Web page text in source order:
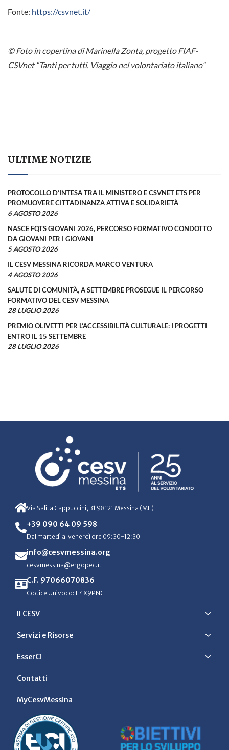
Fonte: https://csvnet.it/
© Foto in copertina di Marinella Zonta, progetto FIAF-
CSVnet “Tanti per tutti. Viaggio nel volontariato italiano”
ULTIME NOTIZIE
PROTOCOLLO D’INTESA TRA IL MINISTERO E CSVNET ETS PER
PROMUOVERE CITTADINANZA ATTIVA E SOLIDARIETÀ
6 AGOSTO 2026
NASCE FQTS GIOVANI 2026, PERCORSO FORMATIVO CONDOTTO
DA GIOVANI PER I GIOVANI
5 AGOSTO 2026
IL CESV MESSINA RICORDA MARCO VENTURA
4 AGOSTO 2026
SALUTE DI COMUNITÀ, A SETTEMBRE PROSEGUE IL PERCORSO
FORMATIVO DEL CESV MESSINA
28 LUGLIO 2026
PREMIO OLIVETTI PER L’ACCESSIBILITÀ CULTURALE: I PROGETTI
ENTRO IL 15 SETTEMBRE
28 LUGLIO 2026
Via Salita Cappuccini, 31 98121 Messina (ME)
+39 090 64 09 598
Dal martedì al venerdì ore 09:30-12:30
info@cesvmessina.org
cesvmessina@ergopec.it
C.F. 97066070836
Codice Univoco: E4X9PNC
Il CESV
Servizi e Risorse
EsserCi
Contatti
MyCesvMessina